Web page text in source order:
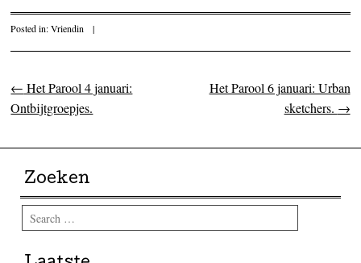
Posted in:Vriendin |
Post navigation
← Het Parool 4 januari:
Ontbijtgroepjes.
Het Parool 6 januari: Urban
sketchers. →
Zoeken
Search